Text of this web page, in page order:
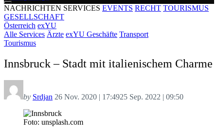
NACHRICHTEN SERVICES EVENTS RECHT TOURISMUS
GESELLSCHAFT
Österreich exYU
Alle Services Ärzte exYU Geschäfte Transport
Tourismus
Innsbruck – Stadt mit italienischem Charme
by Srdjan 26 Nov. 2020 | 17:4925 Sep. 2022 | 09:50
Foto: unsplash.com